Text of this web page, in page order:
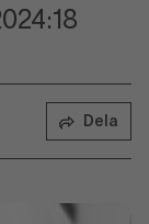
Dela